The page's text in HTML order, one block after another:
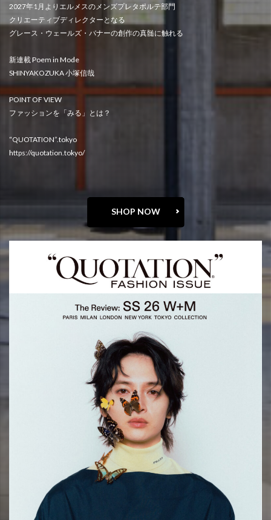
2027年1月よりエルメスのメンズプレタポルテ部門
クリエーティブディレクターとなる
グレース・ウェールズ・バナーの創作の真髄に触れる
新連載 Poem in Mode
SHINYAKOZUKA 小塚信哉
POINT OF VIEW
ファッションを「みる」とは？
“QUOTATION”.tokyo
https://quotation.tokyo/
SHOP NOW